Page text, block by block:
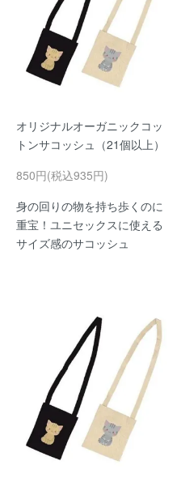
オリジナルオーガニックコッ
トンサコッシュ（21個以上）
850円(税込935円)
身の回りの物を持ち歩くのに
重宝！ユニセックスに使える
サイズ感のサコッシュ